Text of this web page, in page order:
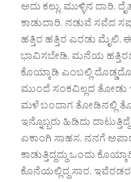
ಅದು ಕಲ್ಲು, ಮುಳ್ಳಿನ ದಾರಿ.
ಕಾಡುದಾರಿ. ನಡುವೆ ಸವೆದ
ಹತ್ತಿರ ಹತ್ತಿರ ಎರಡು ಮೈಲಿ.
ಭಾವಿಸಬೇಡಿ. ಮನೆಯ
ಕೊಯ್ಕಾಡಿ ಎಂಬಲ್ಲಿ
ಮುಂದೆ ಸಂಕವಿಲ್ಲದ ತೋಡು
ಮಳೆ ಬಂದಾಗ ತೋಡಿನಲ್ಲಿ
ಇನ್ನೊಬ್ಬರು ಹಿಡಿದು
ಏಕಾಂಗಿ ಸಾಹಸ. ನನಗೆ
ಕಾಡುತ್ತಿದ್ದದ್ದು ಒಂದು
ಕೊನೆಯಲ್ಲಿದ್ದ ಸಾರ.